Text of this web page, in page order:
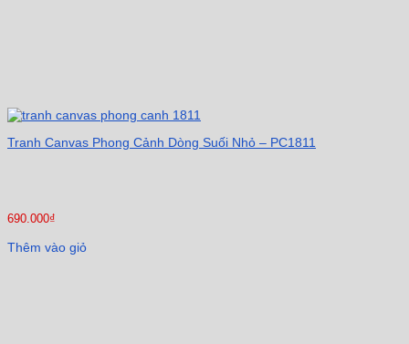
Tranh Canvas Phong Cảnh Dòng Suối Nhỏ – PC1811
690.000₫
Thêm vào giỏ